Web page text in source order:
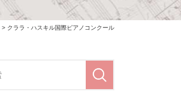
> クララ・ハスキル国際ピアノコンクール